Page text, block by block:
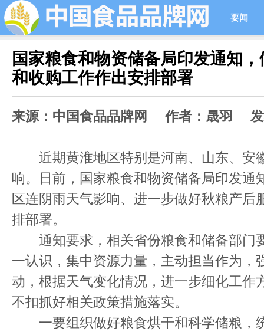
要闻
国家粮食和物资储备局印发通知
和收购工作作出安排部署
来源：中国食品品牌网 作者：晟羽 发
近期黄淮地区特别是河南、山东、安
响。日前，国家粮食和物资储备局印发通
区连阴雨天气影响、进一步做好秋粮产后
排部署。
通知要求，相关省份粮食和储备部门
一认识，集中资源力量，主动担当作为，
动，根据天气变化情况，进一步细化工作
不扣抓好相关政策措施落实。
一要组织做好粮食烘干和科学储粮，